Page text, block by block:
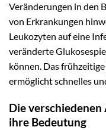
Veränderungen in den
von Erkrankungen
Leukozyten auf eine
veränderte
können. Das
ermöglicht schnelles
Die
ihre Bedeutung